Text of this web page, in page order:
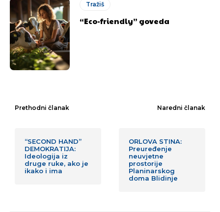
Tražiš
“Eco-friendly” goveda
Prethodni članak
“SECOND HAND”
DEMOKRATIJA:
Ideologija iz
druge ruke, ako je
ikako i ima
Naredni članak
ORLOVA STINA:
Preuređenje
neuvjetne
prostorije
Planinarskog
doma Blidinje